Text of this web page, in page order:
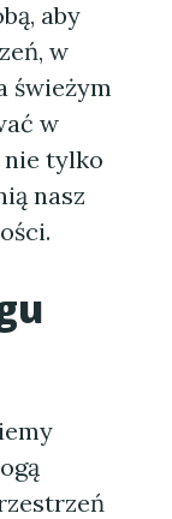
aby
w
świeżym
w
nie tylko
nasz